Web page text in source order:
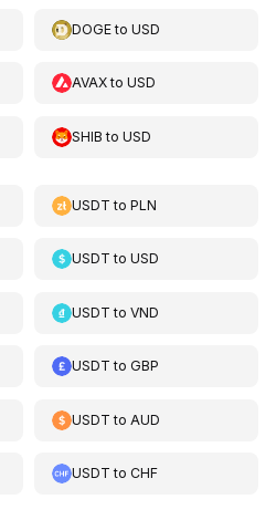
DOGEtoUSD
AVAXtoUSD
SHIB toUSD
USDT toPLN
USDT toUSD
USDT toVND
USDT toGBP
USDT to AUD
USDT toCHF